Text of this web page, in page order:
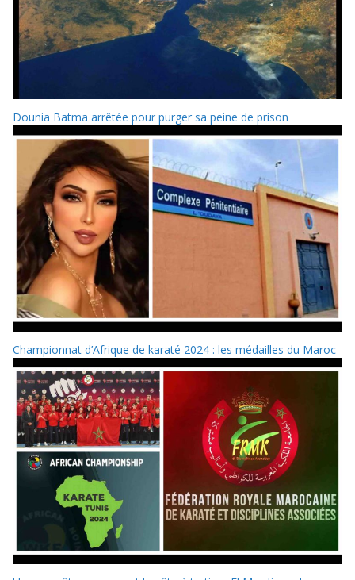
Dounia Batma arrêtée pour purger sa peine de prison
Championnat d’Afrique de karaté 2024 : les médailles du Maroc